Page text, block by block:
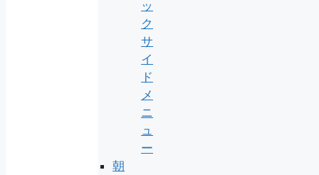
ッ
ク
サ
イ
ド
メ
ニ
ュ
ー
朝